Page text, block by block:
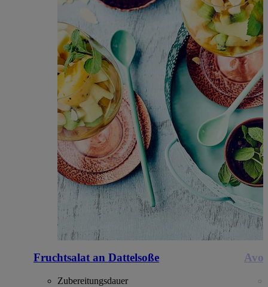
Fruchtsalat an Dattelsoße
Zubereitungsdauer